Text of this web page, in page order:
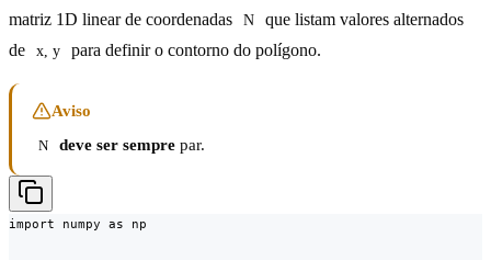
matriz 1D linear de coordenadas
N
que listam valores alternados
de
x, y para definir o contorno do polígono.
Aviso
N deve ser sempre par.
import numpy as np